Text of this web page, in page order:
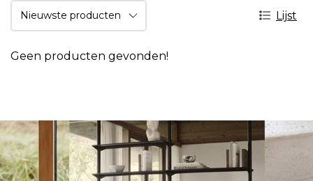
Lijst
Geen producten gevonden!